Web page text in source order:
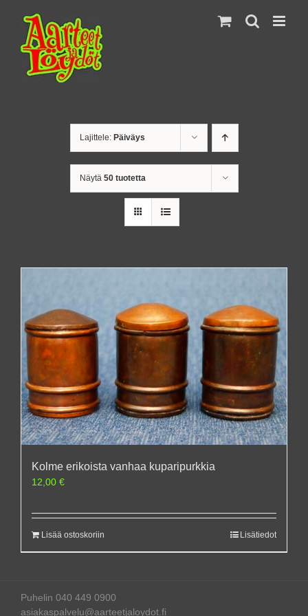
content
Lajittele: Päiväys
Näytä 50 tuotetta
Kolme erikoista vanhaa kuparipurkkia
12,00 €
Lisää ostoskoriin Lisätiedot
Puhelin 040 449 0900
asiakaspalvelu@aarteetjaloydot.fi